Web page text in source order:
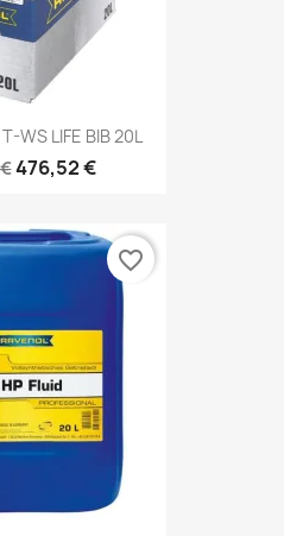
WS LIFE BIB 20L
476,52 €
favorite_border